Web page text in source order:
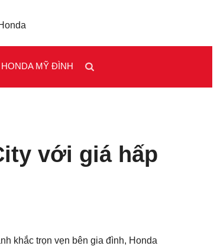
MỸ ĐÌNH
với giá hấp
khắc trọn vẹn bên gia đình, Honda